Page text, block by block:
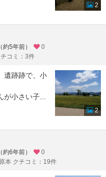
2
5年前）
0
コミ：3件
遺跡跡で、小
が小さい子
2
6年前）
0
本 クチコミ：19件